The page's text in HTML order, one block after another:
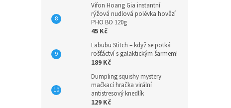
Vifon Hoang Gia instantní
rýžová nudlová polévka hovězí
PHO BO 120g
45 Kč
Labubu Stitch – když se potká
rošťáctví s galaktickým šarmem!
189 Kč
Dumpling squishy mystery
mačkací hračka virální
antistresový knedlík
129 Kč